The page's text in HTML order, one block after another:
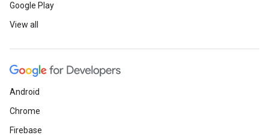
Google Play
View all
Android
Chrome
Firebase